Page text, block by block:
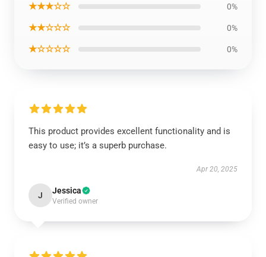
★★★☆☆ 0%
★★☆☆☆ 0%
★☆☆☆☆ 0%
This product provides excellent functionality and is
easy to use; it’s a superb purchase.
Apr 20, 2025
J Jessica
Verified owner